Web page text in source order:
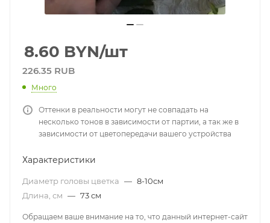
8.60 BYN/шт
226.35 RUB
Много
Оттенки в реальности могут не совпадать на
несколько тонов в зависимости от партии, а так же в
зависимости от цветопередачи вашего устройства
Характеристики
Диаметр головы цветка — 8-10см
Длина, см — 73 см
Обращаем ваше внимание на то, что данный интернет-сайт